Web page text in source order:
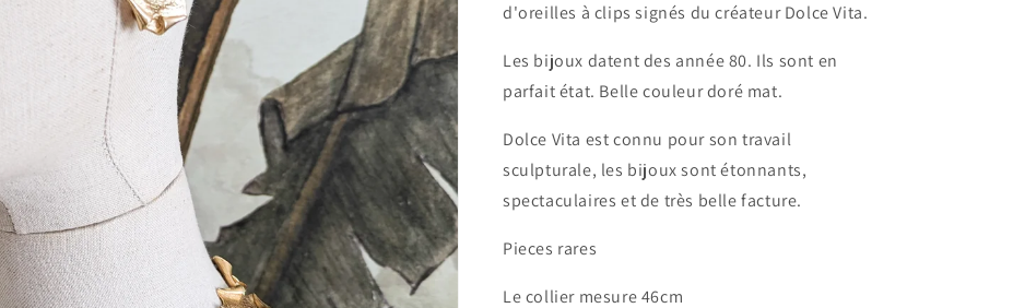
d'oreilles à clips signés du créateur Dolce Vita.
Les bijoux datent des année 80. Ils sont en
parfait état. Belle couleur doré mat.
Dolce Vita est connu pour son travail
sculpturale, les bijoux sont étonnants,
spectaculaires et de très belle facture.
Pieces rares
Le collier mesure 46cm